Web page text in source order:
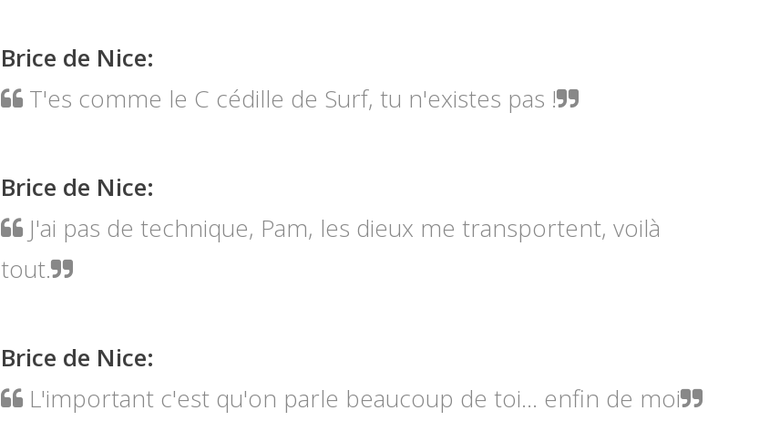
Brice de Nice:
T'es comme le C cédille de Surf, tu n'existes pas !
Brice de Nice:
J'ai pas de technique, Pam, les dieux me transportent, voilà
tout.
Brice de Nice:
L'important c'est qu'on parle beaucoup de toi... enfin de moi